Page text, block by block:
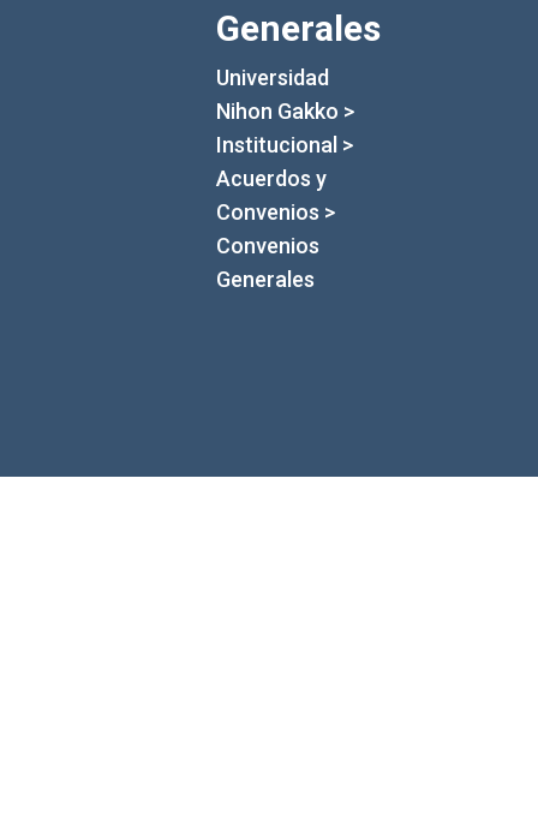
Generales
Universidad
Nihon Gakko >
Institucional >
Acuerdos y
Convenios >
Convenios
Generales